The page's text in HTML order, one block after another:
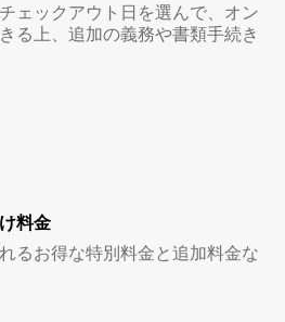
ェックアウト日を選んで、オン
る上、追加の義務や書類手続き
料金
るお得な特別料金と追加料金な